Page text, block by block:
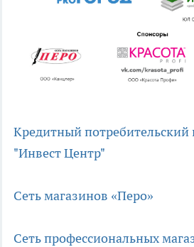
Кредитный потребительский
"Инвест Центр"
Сеть магазинов «Перо»
Сеть профессиональных